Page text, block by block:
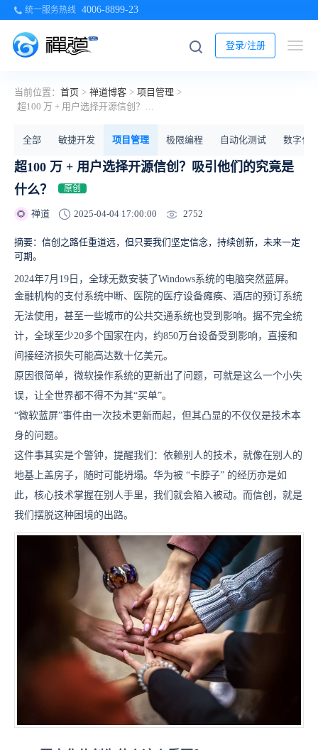
统一服务热线 4006-8899-23
登录/注册
当前位置： 首页 > 禅道博客 > 项目管理 >
超100 万 + 用户选择开源信创？吸引他们的究竟是什么？
全部 敏捷开发 项目管理 极限编程 自动化测试 数字化
超100 万 + 用户选择开源信创？吸引他们的究竟是
什么？
原创
🌻 禅道 2025-04-04 17:00:00 2752
摘要：信创之路任重道远，但只要我们坚定信念，持续创新，未来一定
可期。
2024年7月19日，全球无数安装了Windows系统的电脑突然蓝屏。
金融机构的支付系统中断、医院的医疗设备瘫痪、酒店的预订系统
无法使用，甚至一些城市的公共交通系统也受到影响。据不完全统
计，全球至少20多个国家在内，约850万台设备受到影响，直接和
间接经济损失可能高达数十亿美元。
原因很简单，微软操作系统的更新出了问题，可就是这么一个小失
误，让全世界都不得不为其“买单”。
“微软蓝屏”事件由一次技术更新而起，但其凸显的不仅仅是技术本
身的问题。
这件事其实是个警钟，提醒我们：依赖别人的技术，就像在别人的
地基上盖房子，随时可能坍塌。华为被 “卡脖子” 的经历亦是如
此，核心技术掌握在别人手里，我们就会陷入被动。而信创，就是
我们摆脱这种困境的出路。